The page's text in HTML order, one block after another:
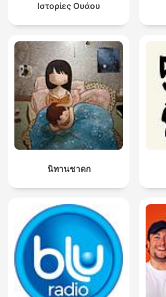
Ιστορίες Ουάου
นิทานชาดก